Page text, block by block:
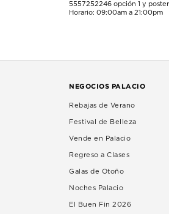
5557252246 opción 1 y
Horario: 09:00am a 21:00pm
NEGOCIOS PALACIO
Rebajas de Verano
Festival de Belleza
Vende en Palacio
Regreso a Clases
Galas de Otoño
Noches Palacio
El Buen Fin 2026